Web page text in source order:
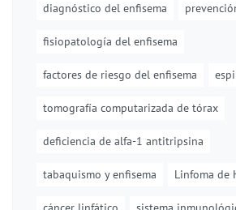
diagnóstico del enfisema
fisiopatología del enfisema
factores de riesgo del enfisema
tomografía computarizada de tórax
deficiencia de alfa-1 antitripsina
tabaquismo y enfisema Linfoma de